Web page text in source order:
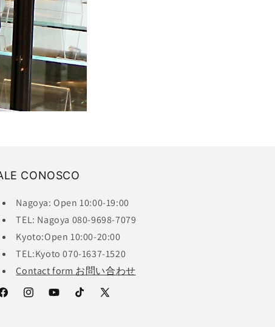
CONOSCO
Nagoya: Open 10:00-19:00
TEL: Nagoya 080-9698-7079
Kyoto:Open 10:00-20:00
TEL:Kyoto 070-1637-1520
Contact form お問い合わせ
InstagramYouTubeTikTok
X